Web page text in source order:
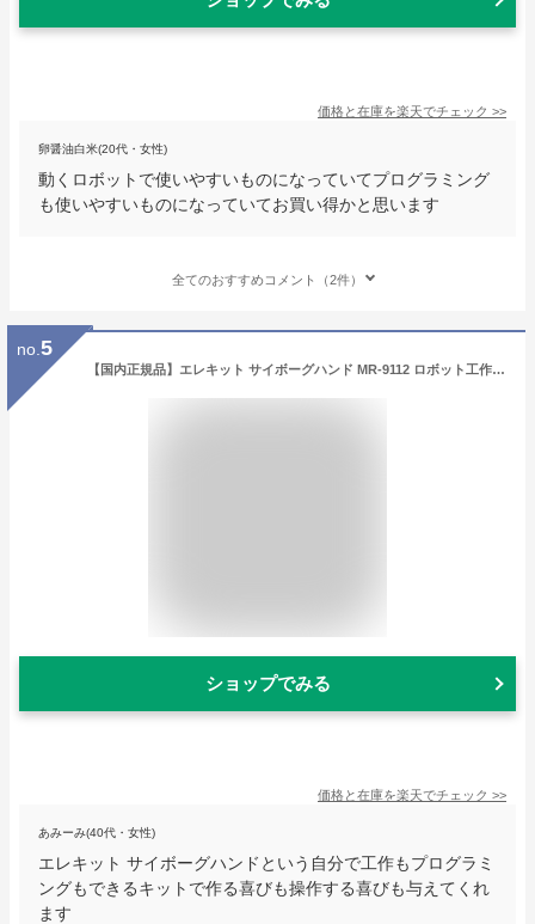
価格と在庫を楽天でチェック >>
卵醤油白米(20代・女性)
動くロボットで使いやすいものになっていてプログラミング
も使いやすいものになっていてお買い得かと思います
全てのおすすめコメント（2件）
no. 5
【国内正規品】エレキット サイボーグハンド MR-9112 ロボット工作キット 知育玩具 水圧式 ELEKIT 自由研究 物理 理科 理系 プラモデル 誕生日プレゼント クリスマスプレゼント 男の子 女の子
ショップでみる
価格と在庫を楽天でチェック >>
あみーみ(40代・女性)
エレキット サイボーグハンドという自分で工作もプログラミ
ングもできるキットで作る喜びも操作する喜びも与えてくれ
ます